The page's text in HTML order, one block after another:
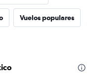
Vuelos populares